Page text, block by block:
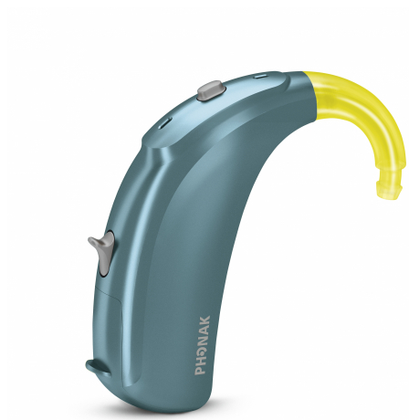
Oticon hoorapparatenPhonak Infinio
Signia SilkFilters Domes
Oticon Intent 1 - Oplaadbaar
De Oticon Intent is het nieuwste hoorapparaat van dit moment.